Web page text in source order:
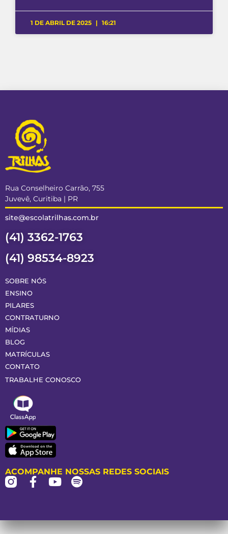
1 DE ABRIL DE 2025 16:21
Rua Conselheiro Carrão, 755
Juvevê, Curitiba | PR
site@escolatrilhas.com.br
(41) 3362-1763
(41) 98534-8923
SOBRE NÓS
ENSINO
PILARES
CONTRATURNO
MÍDIAS
BLOG
MATRÍCULAS
CONTATO
TRABALHE CONOSCO
ACOMPANHE NOSSAS REDES SOCIAIS